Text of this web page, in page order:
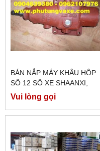
BÁN NẮP MÁY KHÂU HỘP
SỐ 12 SỐ XE SHAANXI,
SHACMAN F3000,
Vui lòng gọi